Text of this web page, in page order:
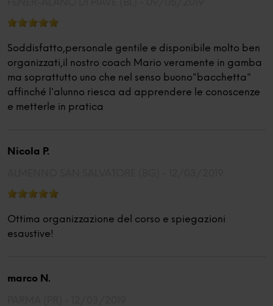
Soddisfatto,personale gentile e disponibile molto ben
organizzati,il nostro coach Mario veramente in gamba
ma soprattutto uno che nel senso buono"bacchetta"
affinché l'alunno riesca ad apprendere le conoscenze
e metterle in pratica
Nicola P.
Ottima organizzazione del corso e spiegazioni
esaustive!
marco N.